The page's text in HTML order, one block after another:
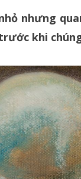
nhưng
khi